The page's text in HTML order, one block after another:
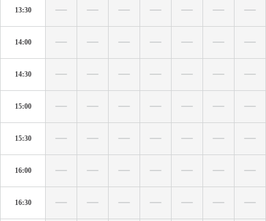
13:30
14:00
14:30
15:00
15:30
16:00
16:30